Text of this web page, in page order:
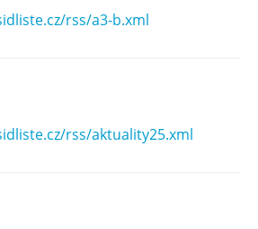
rss/a3-b.xml
rss/aktuality25.xml